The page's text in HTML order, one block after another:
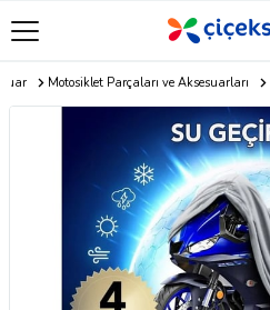
Motosiklet Parçaları ve Aksesuarları